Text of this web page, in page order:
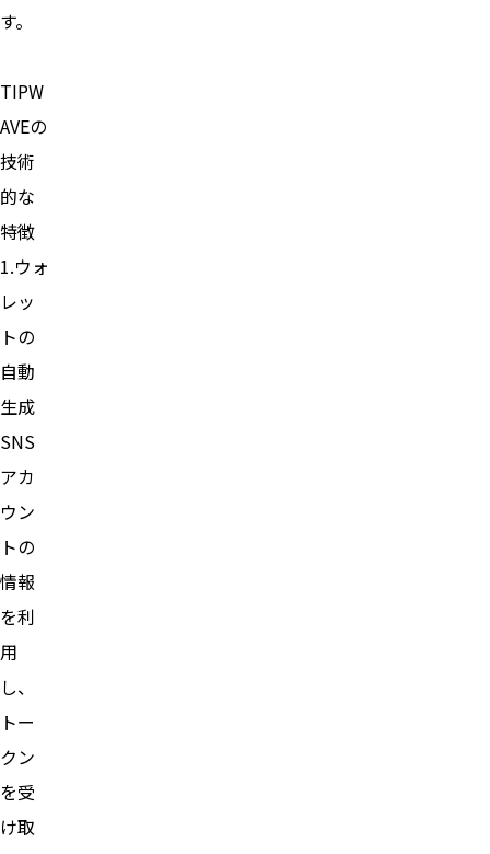
す。
TIPW
AVEの
技術
的な
特徴
1.ウォ
レッ
トの
自動
生成
SNS
アカ
ウン
トの
情報
を利
用
し、
トー
クン
を受
け取